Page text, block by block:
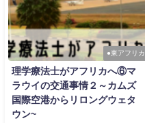
●東アフリカ
理学療法士がアフリカへ⑥マ
ラウイの交通事情２～カムズ
国際空港からリロングウェタ
ウン~